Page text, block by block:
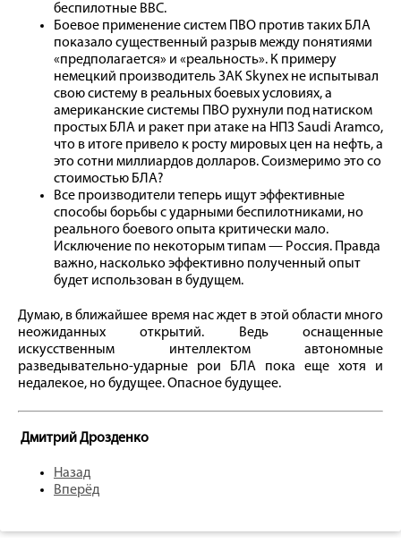
беспилотные ВВС.
Боевое применение систем ПВО против таких БЛА
показало существенный разрыв между понятиями
«предполагается» и «реальность». К примеру
немецкий производитель ЗАК Skynex не испытывал
свою систему в реальных боевых условиях, а
американские системы ПВО рухнули под натиском
простых БЛА и ракет при атаке на НПЗ Saudi Aramco,
что в итоге привело к росту мировых цен на нефть, а
это сотни миллиардов долларов. Соизмеримо это со
стоимостью БЛА?
Все производители теперь ищут эффективные
способы борьбы с ударными беспилотниками, но
реального боевого опыта критически мало.
Исключение по некоторым типам — Россия. Правда
важно, насколько эффективно полученный опыт
будет использован в будущем.
Думаю, в ближайшее время нас ждет в этой области много
неожиданных открытий. Ведь оснащенные
искусственным интеллектом автономные
разведывательно-ударные рои БЛА пока еще хотя и
недалекое, но будущее. Опасное будущее.
Дмитрий Дрозденко
Назад
Вперёд